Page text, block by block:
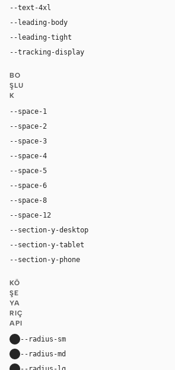
--text-4xl
--leading-body
--leading-tight
--tracking-display
BO
ŞLU
K
--space-1
--space-2
--space-3
--space-4
--space-5
--space-6
--space-8
--space-12
--section-y-desktop
--section-y-tablet
--section-y-phone
KÖ
ŞE
YA
RIÇ
API
--radius-sm
--radius-md